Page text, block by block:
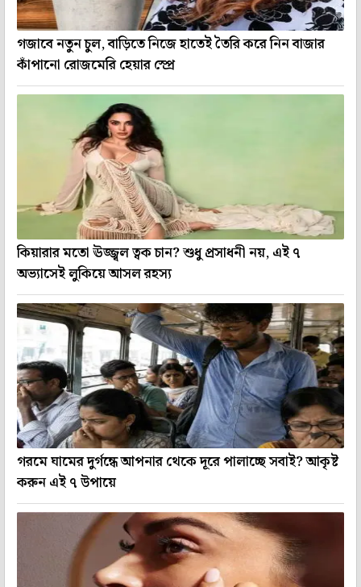
গজাবে নতুন চুল, বাড়িতে নিজে হাতেই তৈরি করে নিন বাজার
কাঁপানো রোজমেরি হেয়ার স্প্রে
কিয়ারার মতো ঊজ্জ্বল ত্বক চান? শুধু প্রসাধনী নয়, এই ৭
অভ্যাসেই লুকিয়ে আসল রহস্য
গরমে ঘামের দুর্গন্ধে আপনার থেকে দূরে পালাচ্ছে সবাই? আকৃষ্ট
করুন এই ৭ উপায়ে